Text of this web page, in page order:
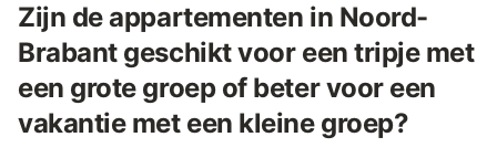
Zijn de appartementen in Noord-
Brabant geschikt voor een tripje met
een grote groep of beter voor een
vakantie met een kleine groep?